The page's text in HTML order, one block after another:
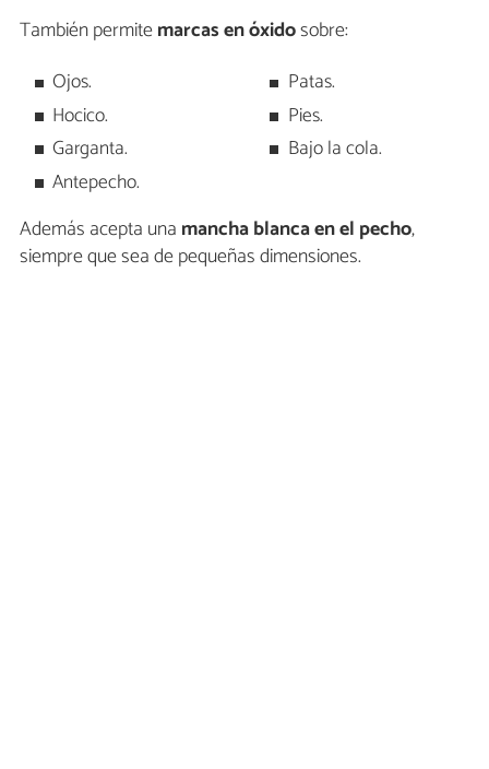
También permitemarcas en óxidosobre:
Ojos.
Hocico.
Garganta.
Antepecho.
Patas.
Pies.
Bajo la cola.
Además acepta una mancha blanca en el pecho,
siempre que sea de pequeñas dimensiones.